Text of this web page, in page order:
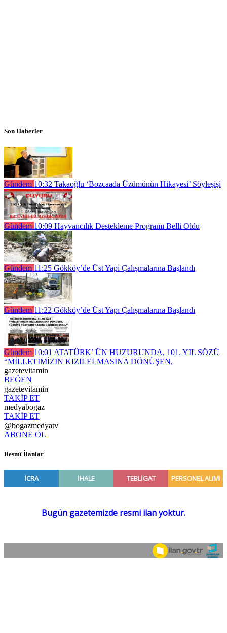
Son Haberler
Gündem 10:32 Takaoğlu ‘Bozcaada Üzümünün Hikayesi’ Söyleşişi
Gündem 10:09 Hayvancılık Destekleme Programı Belli Oldu
Gündem 11:25 Gökköy’de Üst Yapı Çalışmalarına Başlandı
Gündem 11:22 Gökköy’de Üst Yapı Çalışmalarına Başlandı
Gündem 10:01 ATATÜRK’ ÜN HUZURUNDA, 101. YIL SÖZÜ
“MİLLETİMİZİN KIZILELMASINA DÖNÜŞEN,
gazetevitamin
BEĞEN
gazetevitamin
TAKİP ET
medyabogaz
TAKİP ET
@bogazmedyatv
ABONE OL
Resmî İlanlar